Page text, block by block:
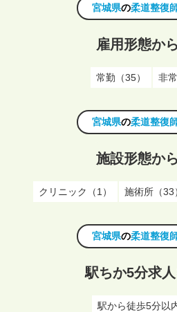
宮城県の柔道整復
雇用形態か
常勤（35） 非
宮城県の柔道整復
施設形態か
クリニック（1） 施術所（33
宮城県の柔道整復
駅ちか5分求
駅から徒歩5分以